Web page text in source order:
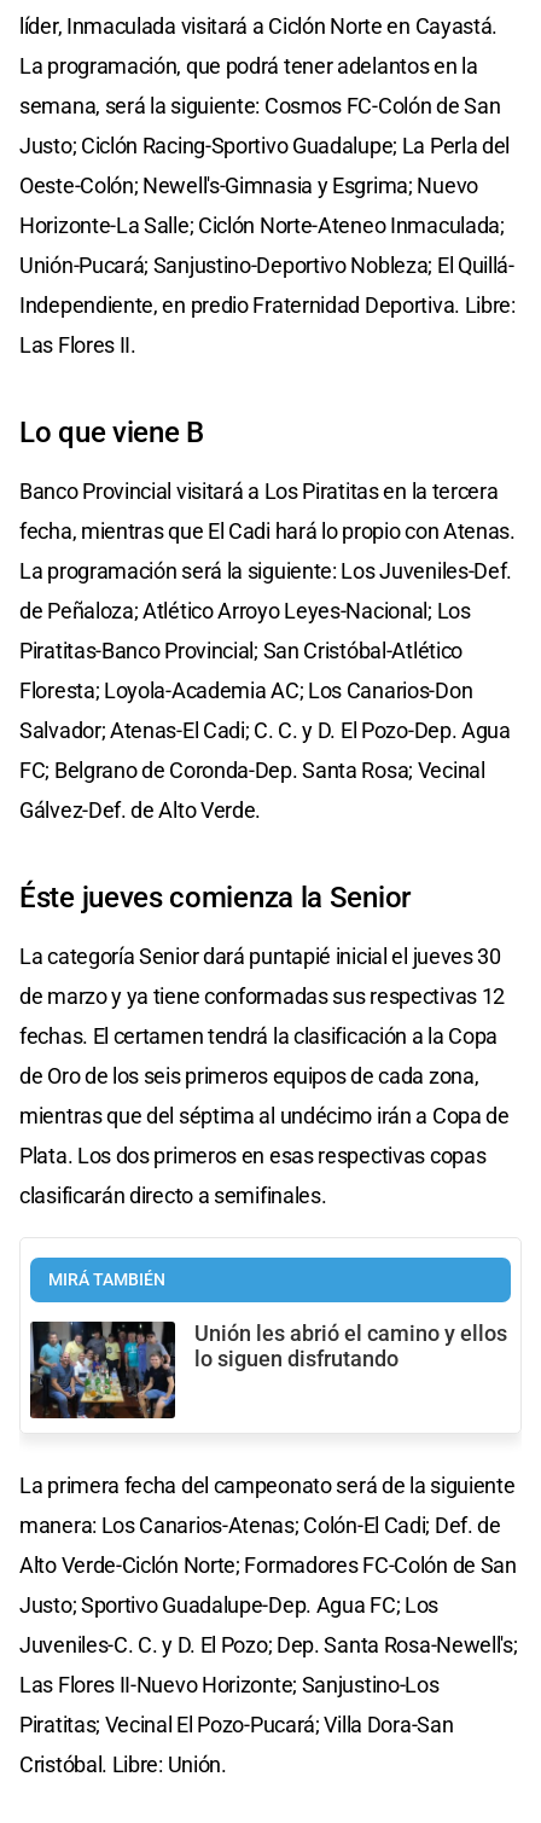
líder, Inmaculada visitará a Ciclón Norte en Cayastá.
La programación, que podrá tener adelantos en la
semana, será la siguiente: Cosmos FC-Colón de San
Justo; Ciclón Racing-Sportivo Guadalupe; La Perla del
Oeste-Colón; Newell's-Gimnasia y Esgrima; Nuevo
Horizonte-La Salle; Ciclón Norte-Ateneo Inmaculada;
Unión-Pucará; Sanjustino-Deportivo Nobleza; El Quillá-
Independiente, en predio Fraternidad Deportiva. Libre:
Las Flores II.
Lo que viene B
Banco Provincial visitará a Los Piratitas en la tercera
fecha, mientras que El Cadi hará lo propio con Atenas.
La programación será la siguiente: Los Juveniles-Def.
de Peñaloza; Atlético Arroyo Leyes-Nacional; Los
Piratitas-Banco Provincial; San Cristóbal-Atlético
Floresta; Loyola-Academia AC; Los Canarios-Don
Salvador; Atenas-El Cadi; C. C. y D. El Pozo-Dep. Agua
FC; Belgrano de Coronda-Dep. Santa Rosa; Vecinal
Gálvez-Def. de Alto Verde.
Éste jueves comienza la Senior
La categoría Senior dará puntapié inicial el jueves 30
de marzo y ya tiene conformadas sus respectivas 12
fechas. El certamen tendrá la clasificación a la Copa
de Oro de los seis primeros equipos de cada zona,
mientras que del séptima al undécimo irán a Copa de
Plata. Los dos primeros en esas respectivas copas
clasificarán directo a semifinales.
MIRÁ TAMBIÉN
Unión les abrió el camino y ellos
lo siguen disfrutando
La primera fecha del campeonato será de la siguiente
manera: Los Canarios-Atenas; Colón-El Cadi; Def. de
Alto Verde-Ciclón Norte; Formadores FC-Colón de San
Justo; Sportivo Guadalupe-Dep. Agua FC; Los
Juveniles-C. C. y D. El Pozo; Dep. Santa Rosa-Newell's;
Las Flores II-Nuevo Horizonte; Sanjustino-Los
Piratitas; Vecinal El Pozo-Pucará; Villa Dora-San
Cristóbal. Libre: Unión.